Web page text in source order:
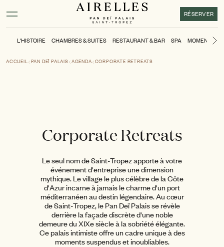
Activer le mode contraste élevé
RÉSERVER
L'HISTOIRE CHAMBRES & SUITES RESTAURANT & BAR SPA MOMENTS
ACCUEIL PAN DEÏ PALAIS AGENDA CORPORATE RETREATS
Corporate Retreats
Le seul nom de Saint-Tropez apporte à votre
événement d'entreprise une dimension
mythique. Le village le plus célèbre de la Côte
d'Azur incarne à jamais le charme d'un port
méditerranéen au destin légendaire. Au cœur
de Saint-Tropez, le Pan Deï Palais se révèle
derrière la façade discrète d'une noble
demeure du XIXe siècle à la sobriété élégante.
Ce palais intimiste offre un cadre unique à des
moments suspendus et inoubliables.